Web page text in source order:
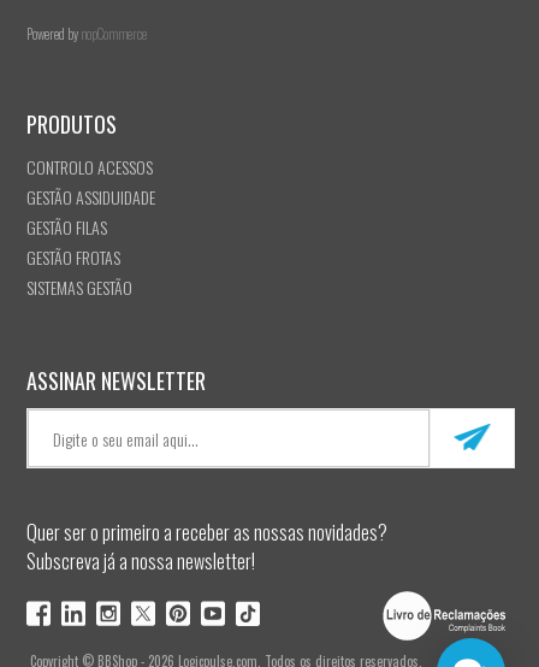
Powered bynopCommerce
PRODUTOS
CONTROLO ACESSOS
GESTÃO ASSIDUIDADE
GESTÃO FILAS
GESTÃO FROTAS
SISTEMAS GESTÃO
ASSINAR NEWSLETTER
Quer ser o primeiro a receber as nossas novidades?
Subscreva já a nossa newsletter!
Copyright © BBShop - 2026 Logicpulse.com. Todos os direitos reservados.